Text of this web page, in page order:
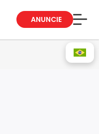
ANUNCIE
Sobre Nós